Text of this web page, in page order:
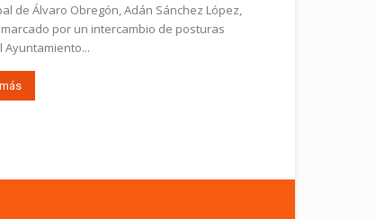
de Álvaro Obregón, Adán Sánchez López,
por un intercambio de posturas
Ayuntamiento...